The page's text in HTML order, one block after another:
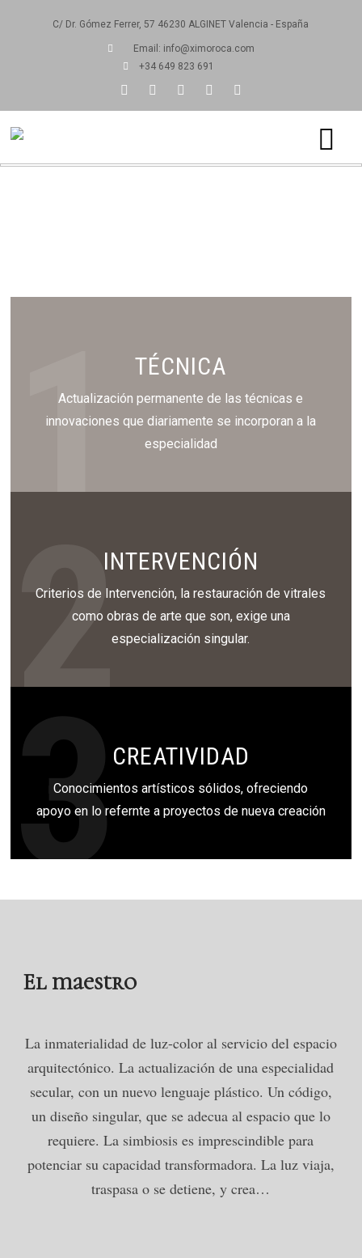
C/ Dr. Gómez Ferrer, 57 46230 ALGINET Valencia - España
Email: info@ximoroca.com
+34 649 823 691
1 TÉCNICA
Actualización permanente de las técnicas e
innovaciones que diariamente se incorporan a la
especialidad
2INTERVENCIÓN
Criterios de Intervención, la restauración de vitrales
como obras de arte que son, exige una
especialización singular.
3CREATIVIDAD
Conocimientos artísticos sólidos, ofreciendo
apoyo en lo refernte a proyectos de nueva creación
El maestro
La inmaterialidad de luz-color al servicio del espacio
arquitectónico. La actualización de una especialidad
secular, con un nuevo lenguaje plástico. Un código,
un diseño singular, que se adecua al espacio que lo
requiere. La simbiosis es imprescindible para
potenciar su capacidad transformadora. La luz viaja,
traspasa o se detiene, y crea…